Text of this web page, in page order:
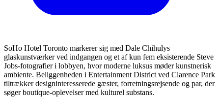
SoHo Hotel Toronto markerer sig med Dale Chihulys
glaskunstværker ved indgangen og et af kun fem eksisterende Steve
Jobs-fotografier i lobbyen, hvor moderne luksus møder kunstnerisk
ambiente. Beliggenheden i Entertainment District ved Clarence Park
tiltrækker designinteresserede gæster, forretningsrejsende og par, der
søger boutique-oplevelser med kulturel substans.